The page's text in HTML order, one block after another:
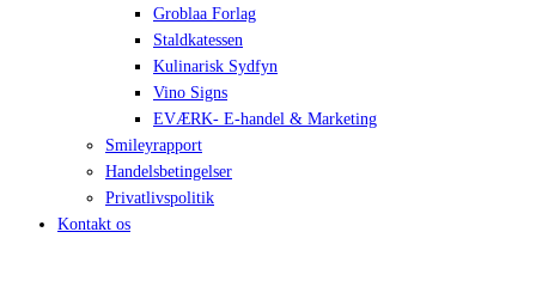
Groblaa Forlag
Staldkatessen
Kulinarisk Sydfyn
Vino Signs
EVÆRK- E-handel & Marketing
Smileyrapport
Handelsbetingelser
Privatlivspolitik
Kontakt os